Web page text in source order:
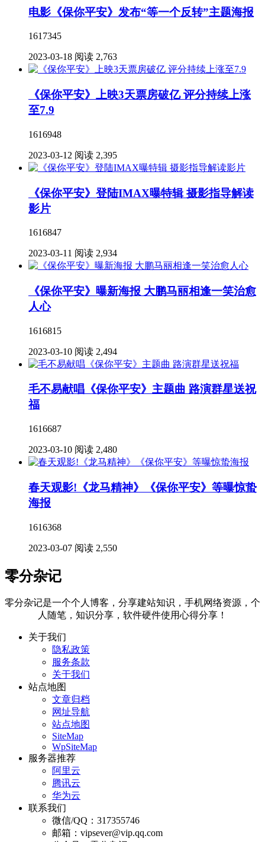
电影《保你平安》发布“等一个反转”主题海报
1617345
2023-03-18 阅读 2,763
《保你平安》上映3天票房破亿 评分持续上涨
至7.9
1616948
2023-03-12 阅读 2,395
《保你平安》登陆IMAX曝特辑 摄影指导解读
影片
1616847
2023-03-11 阅读 2,934
《保你平安》曝新海报 大鹏马丽相逢一笑治愈
人心
1616815
2023-03-10 阅读 2,494
毛不易献唱《保你平安》主题曲 路演群星送祝
福
1616687
2023-03-10 阅读 2,480
春天观影!《龙马精神》《保你平安》等曝惊蛰
海报
1616368
2023-03-07 阅读 2,550
零分杂记
零分杂记是一个个人博客，分享建站知识，手机网络资源，个
人随笔，知识分享，软件硬件使用心得分享！
关于我们
隐私政策
服务条款
关于我们
站点地图
文章归档
网址导航
站点地图
SiteMap
WpSiteMap
服务器推荐
阿里云
腾讯云
华为云
联系我们
微信/QQ：317355746
邮箱：vipsever@vip.qq.com